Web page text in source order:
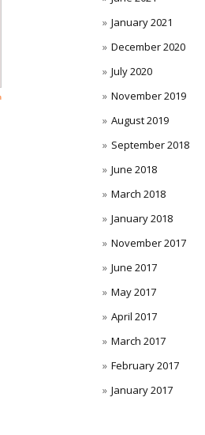
January 2021
December 2020
July 2020
November 2019
August 2019
September 2018
June 2018
March 2018
January 2018
November 2017
June 2017
May 2017
April 2017
March 2017
February 2017
January 2017